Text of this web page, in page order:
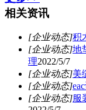
相关资讯
[企业动态]积
[企业动态]地
理2022/5/7
[企业动态]美
[企业动态]
[企业动态]服